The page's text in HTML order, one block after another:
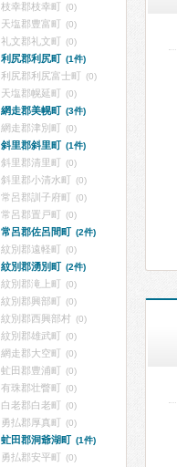
枝幸郡枝幸町 (0)
天塩郡豊富町 (0)
礼文郡礼文町 (0)
利尻郡利尻町 (1件)
利尻郡利尻富士町 (0)
天塩郡幌延町 (0)
網走郡美幌町 (3件)
網走郡津別町 (0)
斜里郡斜里町 (1件)
斜里郡清里町 (0)
斜里郡小清水町 (0)
常呂郡訓子府町 (0)
常呂郡置戸町 (0)
常呂郡佐呂間町 (2件)
紋別郡遠軽町 (0)
紋別郡湧別町 (2件)
紋別郡滝上町 (0)
紋別郡興部町 (0)
紋別郡西興部村 (0)
紋別郡雄武町 (0)
網走郡大空町 (0)
虻田郡豊浦町 (0)
有珠郡壮瞥町 (0)
白老郡白老町 (0)
勇払郡厚真町 (0)
虻田郡洞爺湖町 (1件)
勇払郡安平町 (0)